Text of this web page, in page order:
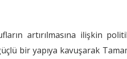
artırılmasına ilişkin
bir yapıya kavuşarak